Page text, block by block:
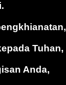
Tuhan,
Anda,